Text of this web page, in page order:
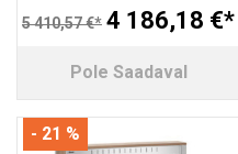
5 410,57 €* 4 186,18 €*
Pole Saadaval
- 21 %